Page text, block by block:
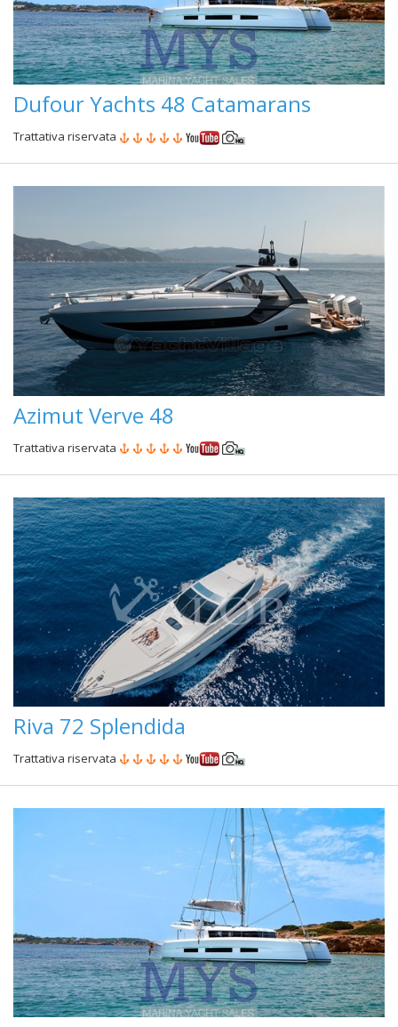
Dufour Yachts 48 Catamarans
Trattativa riservata
Azimut Verve 48
Trattativa riservata
Riva 72 Splendida
Trattativa riservata